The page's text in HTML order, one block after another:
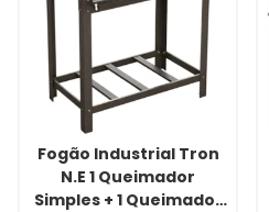
Fogão Industrial Tron
N.E 1 Queimador
Simples + 1 Queimador